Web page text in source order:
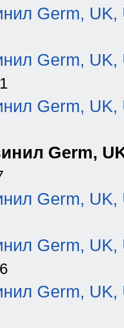
Germ, UK,
Germ, UK,
Germ, UK,
Germ,
Germ, UK,
Germ, UK,
Germ, UK,